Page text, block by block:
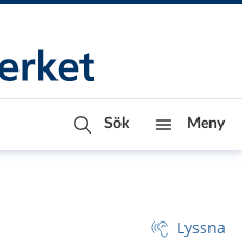
Sök Meny
Lyssna